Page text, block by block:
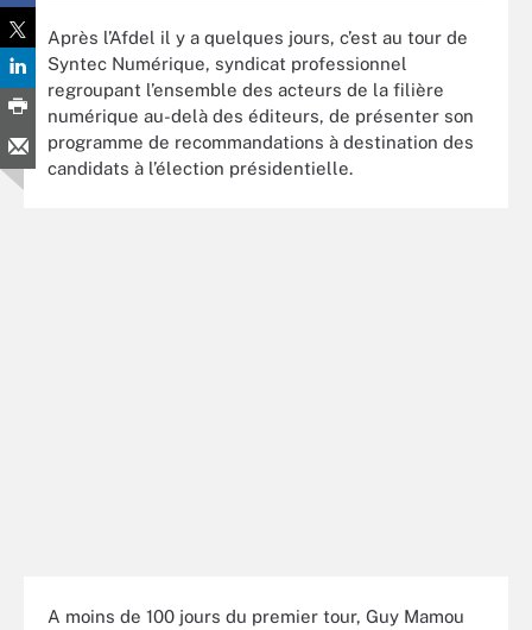
Après l’Afdel il y a quelques jours, c’est au tour de
Syntec Numérique, syndicat professionnel
regroupant l’ensemble des acteurs de la filière
numérique au-delà des éditeurs, de présenter son
programme de recommandations à destination des
candidats à l’élection présidentielle.
A moins de 100 jours du premier tour, Guy Mamou